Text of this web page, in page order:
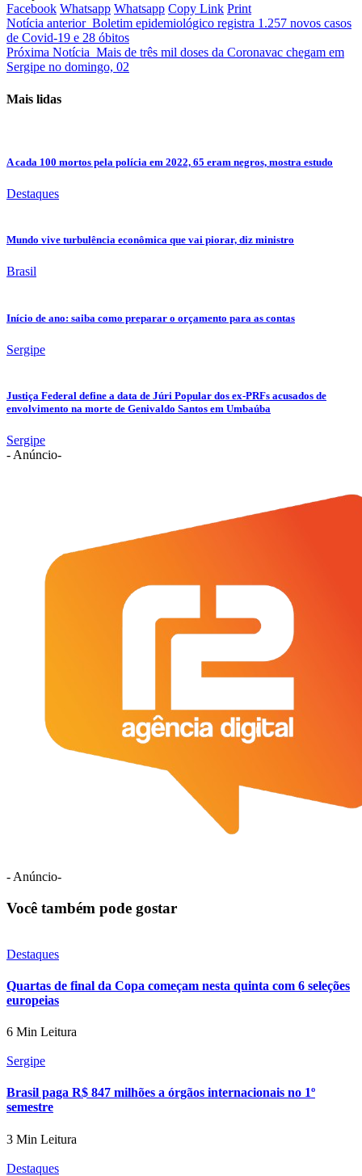
Facebook Whatsapp Whatsapp Copy Link Print
Notícia anterior Boletim epidemiológico registra 1.257 novos casos
de Covid-19 e 28 óbitos
Próxima Notícia Mais de três mil doses da Coronavac chegam em
Sergipe no domingo, 02
Mais lidas
A cada 100 mortos pela polícia em 2022, 65 eram negros, mostra estudo
Destaques
Mundo vive turbulência econômica que vai piorar, diz ministro
Brasil
Início de ano: saiba como preparar o orçamento para as contas
Sergipe
Justiça Federal define a data de Júri Popular dos ex-PRFs acusados de
envolvimento na morte de Genivaldo Santos em Umbaúba
Sergipe
- Anúncio-
- Anúncio-
Você também pode gostar
Destaques
Quartas de final da Copa começam nesta quinta com 6 seleções
europeias
6 Min Leitura
Sergipe
Brasil paga R$ 847 milhões a órgãos internacionais no 1º
semestre
3 Min Leitura
Destaques